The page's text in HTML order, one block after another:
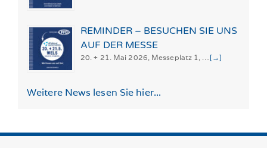
REMINDER – BESUCHEN SIE UNS
AUF DER MESSE
20. + 21. Mai 2026, Messeplatz 1, … [→]
Weitere News lesen Sie hier...